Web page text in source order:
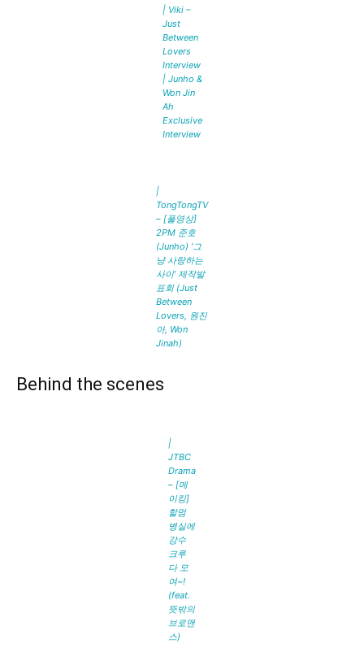
| Viki –
Just
Between
Lovers
Interview
| Junho &
Won Jin
Ah
Exclusive
Interview
|
TongTongTV
– [풀영상]
2PM 준호
(Junho) ‘그
냥 사랑하는
사이’ 제작발
표회 (Just
Between
Lovers, 원진
아, Won
Jinah)
Behind the scenes
|
JTBC
Drama
– [메
이킹]
할멈
병실에
강수
크루
다 모
여~!
(feat.
뜻밖의
브로맨
스)